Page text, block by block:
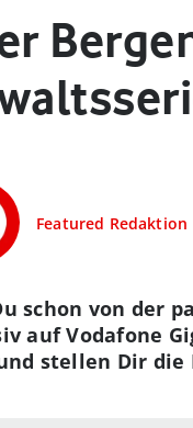
Featured Redaktion
schon von der
auf Vodafone
stellen Dir die